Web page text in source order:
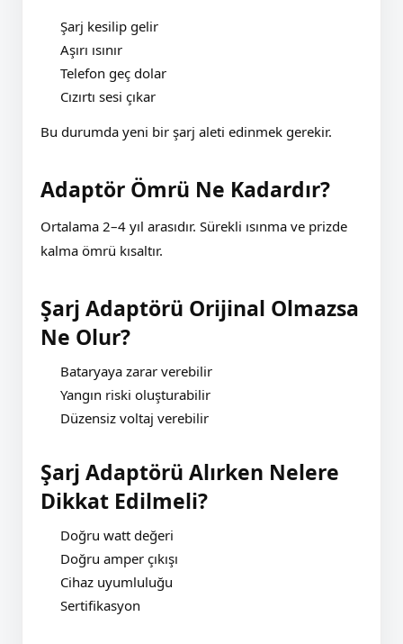
Şarj kesilip gelir
Aşırı ısınır
Telefon geç dolar
Cızırtı sesi çıkar
Bu durumda yeni bir şarj aleti edinmek gerekir.
Adaptör Ömrü Ne Kadardır?
Ortalama 2–4 yıl arasıdır. Sürekli ısınma ve prizde
kalma ömrü kısaltır.
Şarj Adaptörü Orijinal Olmazsa
Ne Olur?
Bataryaya zarar verebilir
Yangın riski oluşturabilir
Düzensiz voltaj verebilir
Şarj Adaptörü Alırken Nelere
Dikkat Edilmeli?
Doğru watt değeri
Doğru amper çıkışı
Cihaz uyumluluğu
Sertifikasyon